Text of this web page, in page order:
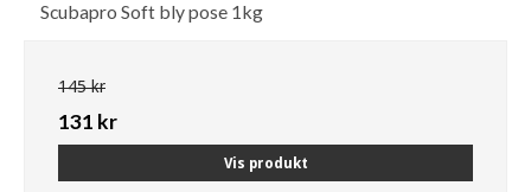
Scubapro Soft bly pose 1kg
145 kr
131 kr
Vis produkt